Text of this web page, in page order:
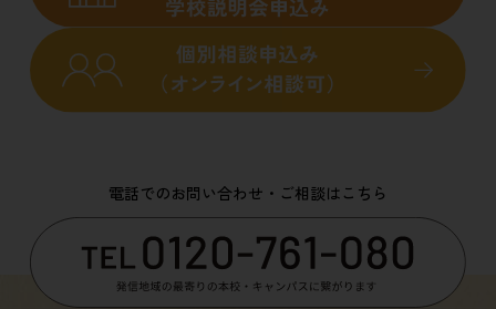
電話でのお問い合わせ・ご相談はこちら